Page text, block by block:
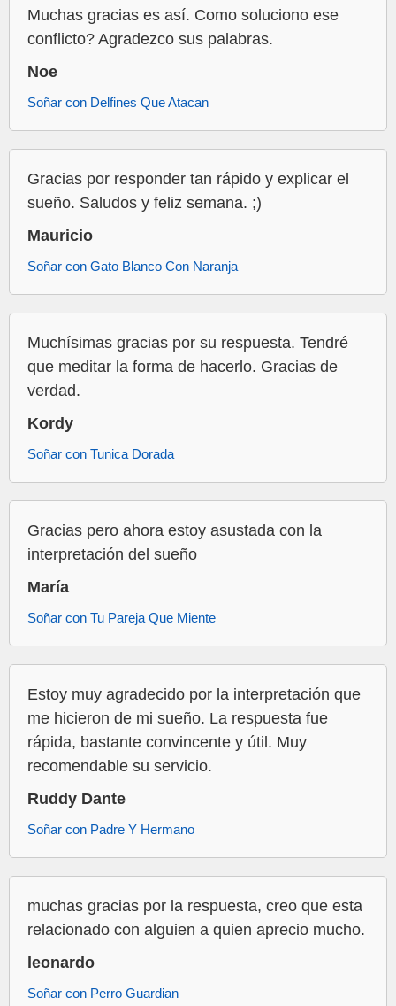
Muchas gracias es así. Como soluciono ese
conflicto? Agradezco sus palabras.
Noe
Soñar con Delfines Que Atacan
Gracias por responder tan rápido y explicar el
sueño. Saludos y feliz semana. ;)
Mauricio
Soñar con Gato Blanco Con Naranja
Muchísimas gracias por su respuesta. Tendré
que meditar la forma de hacerlo. Gracias de
verdad.
Kordy
Soñar con Tunica Dorada
Gracias pero ahora estoy asustada con la
interpretación del sueño
María
Soñar con Tu Pareja Que Miente
Estoy muy agradecido por la interpretación que
me hicieron de mi sueño. La respuesta fue
rápida, bastante convincente y útil. Muy
recomendable su servicio.
Ruddy Dante
Soñar con Padre Y Hermano
muchas gracias por la respuesta, creo que esta
relacionado con alguien a quien aprecio mucho.
leonardo
Soñar con Perro Guardian